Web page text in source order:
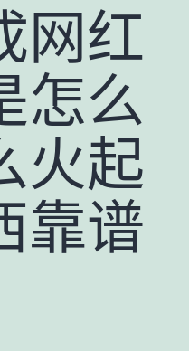
网红
怎么
火起
靠谱